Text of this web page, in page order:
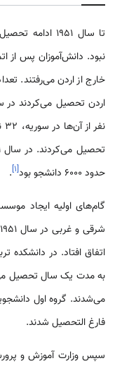
تا سال 1951
نبود. دانش‌آموزان پس از
خارج از اردن می‌رفتند.
نفر از آن‌ها در سوریه، 32 نفر در عراق، 48 نفر در
حدود 6000 دانشجو بود
[۱]
.
گام‌های اولیه‌ ایجاد
اتفاق افتاد. در دانشکده
به مدت یک سال تحصیل
فارغ التحصیل شدند.
سپس وزارت آموزش و